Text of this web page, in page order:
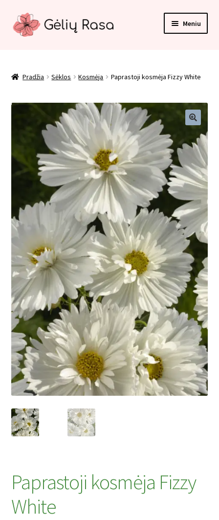
Pereiti
prie
Pereiti
prie
Meniu
Apmokėjimas
Kategorijos
Kontaktai
Krepšelis
Pirkimo taisyklės
Privatumo politika
Tinklaraštis
Pradžia Sėklos Kosmėja Paprastoji kosmėja Fizzy White
Paprastoji kosmėja Fizzy
White